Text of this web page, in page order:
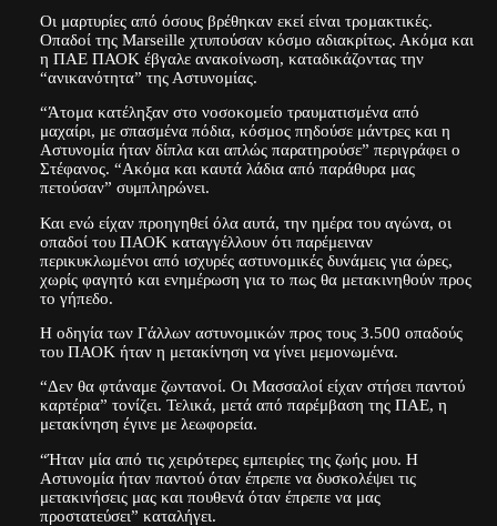
Οι μαρτυρίες από όσους βρέθηκαν εκεί είναι τρομακτικές.
Οπαδοί της Marseille χτυπούσαν κόσμο αδιακρίτως. Ακόμα και
η ΠΑΕ ΠΑΟΚ έβγαλε ανακοίνωση, καταδικάζοντας την
“ανικανότητα” της Αστυνομίας.
“Άτομα κατέληξαν στο νοσοκομείο τραυματισμένα από
μαχαίρι, με σπασμένα πόδια, κόσμος πηδούσε μάντρες και η
Αστυνομία ήταν δίπλα και απλώς παρατηρούσε” περιγράφει ο
Στέφανος. “Ακόμα και καυτά λάδια από παράθυρα μας
πετούσαν” συμπληρώνει.
Και ενώ είχαν προηγηθεί όλα αυτά, την ημέρα του αγώνα, οι
οπαδοί του ΠΑΟΚ καταγγέλλουν ότι παρέμειναν
περικυκλωμένοι από ισχυρές αστυνομικές δυνάμεις για ώρες,
χωρίς φαγητό και ενημέρωση για το πως θα μετακινηθούν προς
το γήπεδο.
Η οδηγία των Γάλλων αστυνομικών προς τους 3.500 οπαδούς
του ΠΑΟΚ ήταν η μετακίνηση να γίνει μεμονωμένα.
“Δεν θα φτάναμε ζωντανοί. Οι Μασσαλοί είχαν στήσει παντού
καρτέρια” τονίζει. Τελικά, μετά από παρέμβαση της ΠΑΕ, η
μετακίνηση έγινε με λεωφορεία.
“Ήταν μία από τις χειρότερες εμπειρίες της ζωής μου. Η
Αστυνομία ήταν παντού όταν έπρεπε να δυσκολέψει τις
μετακινήσεις μας και πουθενά όταν έπρεπε να μας
προστατεύσει” καταλήγει.